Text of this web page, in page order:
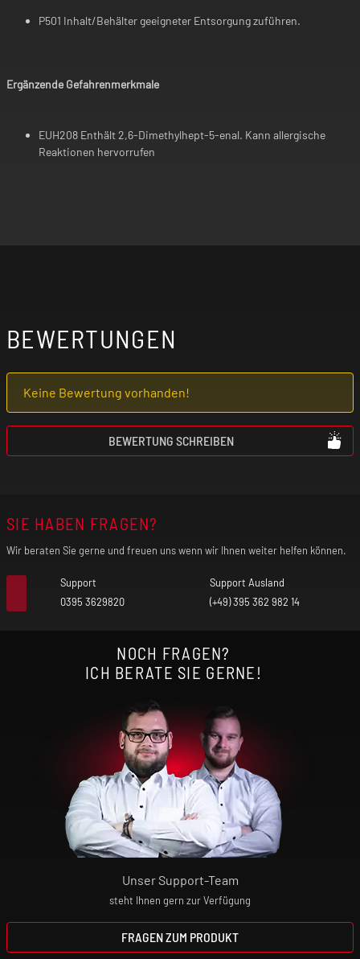
P501 Inhalt/Behälter geeigneter Entsorgung zuführen.
Ergänzende Gefahrenmerkmale
EUH208 Enthält 2,6-Dimethylhept-5-enal. Kann allergische
Reaktionen hervorrufen
BEWERTUNGEN
Keine Bewertung vorhanden!
BEWERTUNG SCHREIBEN
SIE HABEN FRAGEN?
Wir beraten Sie gerne und freuen uns wenn wir Ihnen weiter helfen können.
Support
0395 3629820
Support Ausland
(+49) 395 362 982 14
NOCH FRAGEN?
ICH BERATE SIE GERNE!
Unser Support-Team
steht Ihnen gern zur Verfügung
FRAGEN ZUM PRODUKT